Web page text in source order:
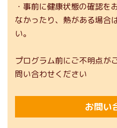
・事前に健康状態の確認を
なかったり、熱がある場合
い。
プログラム前にご不明点が
問い合わせください
お問い